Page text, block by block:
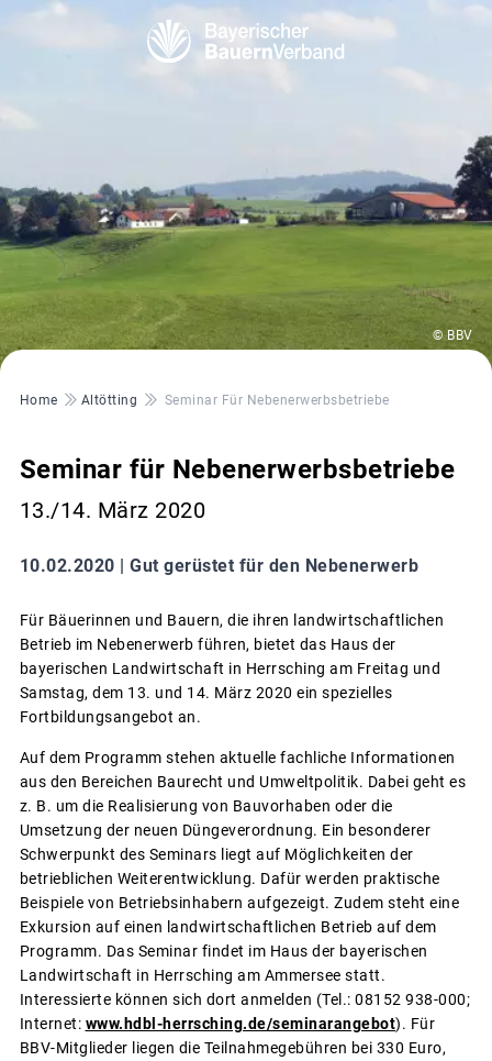
© BBV
Pfadnavigation
Home Altötting Seminar Für Nebenerwerbsbetriebe
Seminar für Nebenerwerbsbetriebe
13./14. März 2020
10.02.2020 | Gut gerüstet für den Nebenerwerb
Für Bäuerinnen und Bauern, die ihren landwirtschaftlichen
Betrieb im Nebenerwerb führen, bietet das Haus der
bayerischen Landwirtschaft in Herrsching am Freitag und
Samstag, dem 13. und 14. März 2020 ein spezielles
Fortbildungsangebot an.
Auf dem Programm stehen aktuelle fachliche Informationen
aus den Bereichen Baurecht und Umweltpolitik. Dabei geht es
z. B. um die Realisierung von Bauvorhaben oder die
Umsetzung der neuen Düngeverordnung. Ein besonderer
Schwerpunkt des Seminars liegt auf Möglichkeiten der
betrieblichen Weiterentwicklung. Dafür werden praktische
Beispiele von Betriebsinhabern aufgezeigt. Zudem steht eine
Exkursion auf einen landwirtschaftlichen Betrieb auf dem
Programm. Das Seminar findet im Haus der bayerischen
Landwirtschaft in Herrsching am Ammersee statt.
Interessierte können sich dort anmelden (Tel.: 08152 938-000;
Internet: www.hdbl-herrsching.de/seminarangebot). Für
BBV-Mitglieder liegen die Teilnahmegebühren bei 330 Euro,